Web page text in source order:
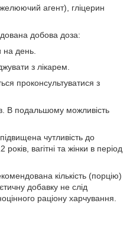
агент), гліцерин
добова доза:
на день.
з лікарем.
проконсультуватися з
В подальшому можливість
чутливість до
вагітні та жінки в період
кількість (порцію)
добавку не слід
раціону харчування.